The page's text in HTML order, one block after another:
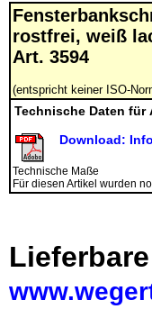
rostfrei, weiß
Art. 3594
(entspricht keiner ISO-
Technische Daten für
Download:
Technische Maße
Für diesen Artikel wurden